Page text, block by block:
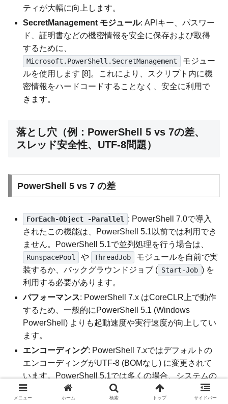
ティが大幅に向上します。
SecretManagement モジュール: APIキー、パスワー
ド、証明書などの機密情報を安全に保存および取得
するために、
Microsoft.PowerShell.SecretManagement
モジュー
ルを使用します [8]。これにより、スクリプト内に機
密情報をハードコードすることなく、安全に利用で
きます。
落とし穴（例：PowerShell 5 vs 7の差、
スレッド安全性、UTF-8問題）
PowerShell 5 vs 7 の差
ForEach-Object -Parallel
: PowerShell 7.0で導入
されたこの機能は、PowerShell 5.1以前では利用でき
ません。PowerShell 5.1で並列処理を行う場合は、
RunspacePool や ThreadJob
モジュールを自前で実
装するか、バックグラウンドジョブ ( Start-Job ) を
利用する必要があります。
パフォーマンス: PowerShell 7.x はCoreCLR上で動作
するため、一般的にPowerShell 5.1 (Windows
PowerShell) よりも起動速度や実行速度が向上してい
ます。
エンコーディング: PowerShell 7.xではデフォルトの
エンコーディングがUTF-8 (BOMなし) に変更されて
います。PowerShell 5.1では多くの場合、システムの
既定のエンコーディング（日本語環境ではShift-JIS）
が使われます。これにより、特にログファイルや外
メニュー ホーム 検索 トップ サイドバー